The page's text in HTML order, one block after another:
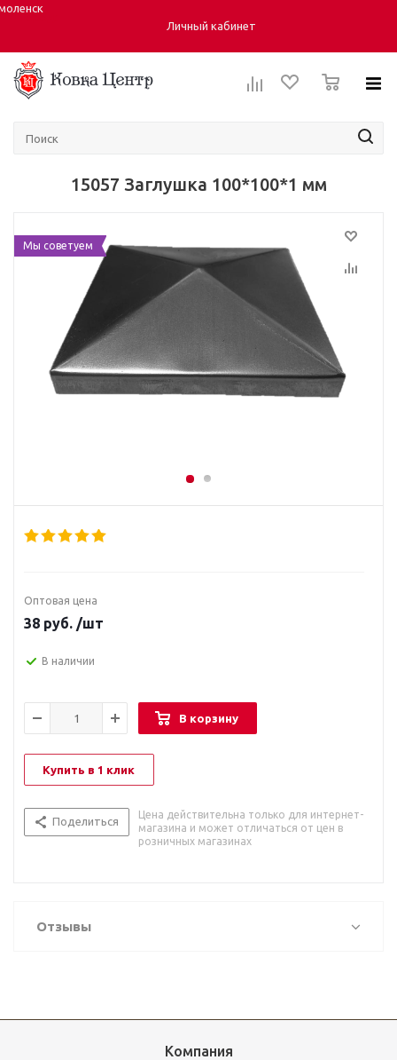
Личный кабинет
15057 Заглушка 100*100*1 мм
Мы советуем
Оптовая цена
38 руб. /шт
В наличии
В корзину
Купить в 1 клик
Поделиться
Цена действительна только для интернет-
магазина и может отличаться от цен в
розничных магазинах
Отзывы
Компания